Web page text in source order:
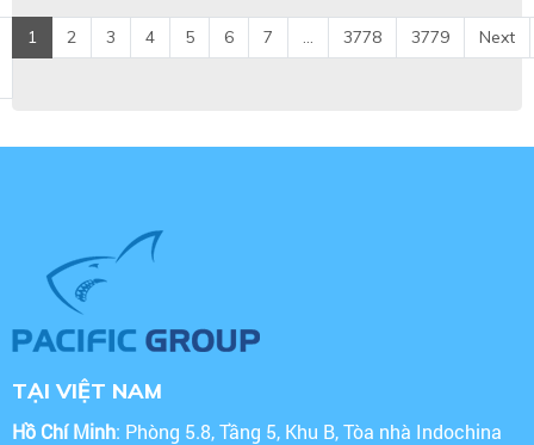
1 2 3 4 5 6 7 ... 3778 3779 Next
TẠI VIỆT NAM
Hồ Chí Minh: Phòng 5.8, Tầng 5, Khu B, Tòa nhà Indochina